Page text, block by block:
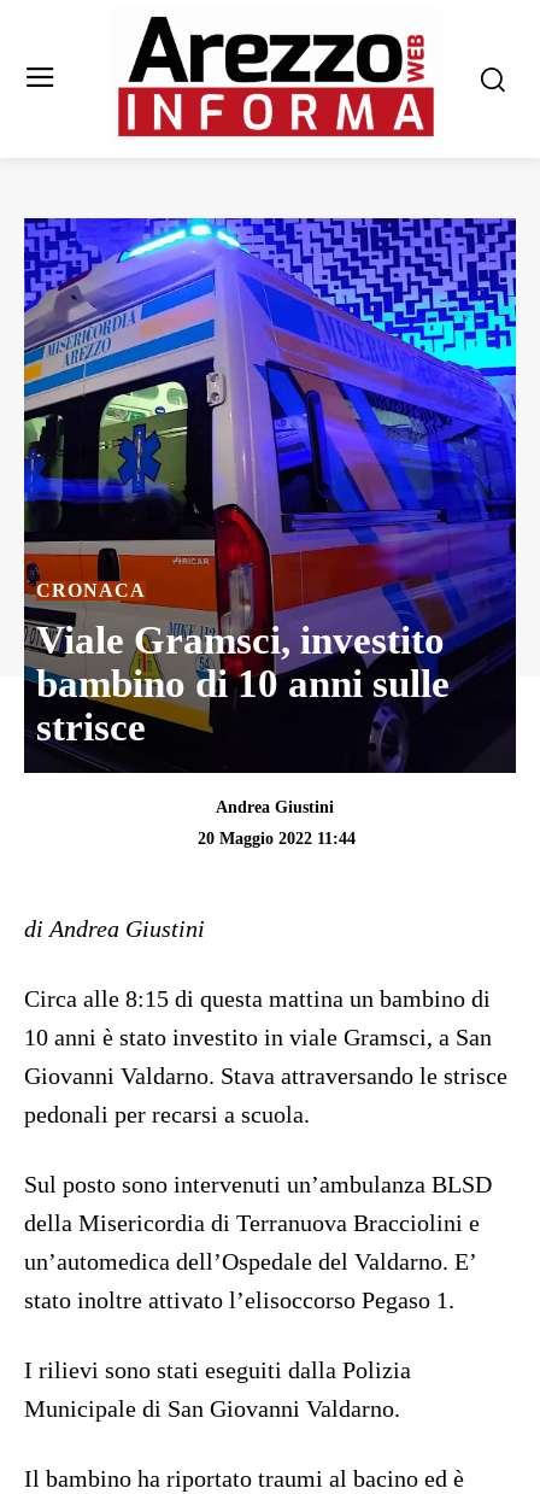
CRONACA
Viale Gramsci, investito
bambino di 10 anni sulle
strisce
Andrea Giustini
20 Maggio 2022 11:44
di Andrea Giustini
Circa alle 8:15 di questa mattina un bambino di
10 anni è stato investito in viale Gramsci, a San
Giovanni Valdarno. Stava attraversando le strisce
pedonali per recarsi a scuola.
Sul posto sono intervenuti un’ambulanza BLSD
della Misericordia di Terranuova Bracciolini e
un’automedica dell’Ospedale del Valdarno. E’
stato inoltre attivato l’elisoccorso Pegaso 1.
I rilievi sono stati eseguiti dalla Polizia
Municipale di San Giovanni Valdarno.
Il bambino ha riportato traumi al bacino ed è